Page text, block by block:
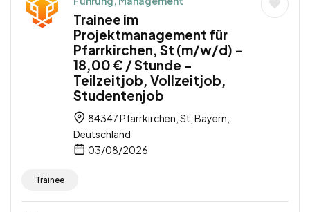
Trainee im
Projektmanagement für
Pfarrkirchen, St (m/w/d) –
18,00 € / Stunde –
Teilzeitjob, Vollzeitjob,
Studentenjob
84347 Pfarrkirchen, St, Bayern,
Deutschland
03/08/2026
Trainee